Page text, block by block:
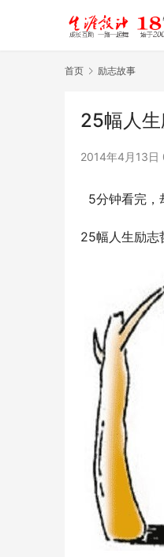
首页 励志故事
25幅人
2014年4月13日
5分钟看完，
25幅人生励志